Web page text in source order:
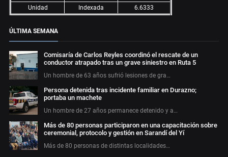
Unidad
Indexada 6.6333
ÚLTIMA SEMANA
Comisaría de Carlos Reyles coordinó el rescate de un
conductor atrapado tras un grave siniestro en Ruta 5
Un hombre de 63 años sufrió lesiones de gra…
Persona detenida tras incidente familiar en Durazno;
portaba un machete
Un hombre de 27 años permanece detenido y a…
Más de 80 personas participaron en una capacitación sobre
ceremonial, protocolo y gestión en Sarandí del Yí
Más de 80 personas de distintas localidades…